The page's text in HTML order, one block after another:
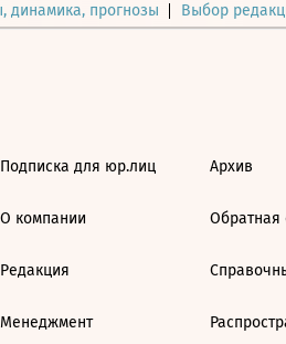
динамика, прогнозы Выбор
Подписка для юр.лиц
О компании
Редакция
Менеджмент
Архив
Обратная